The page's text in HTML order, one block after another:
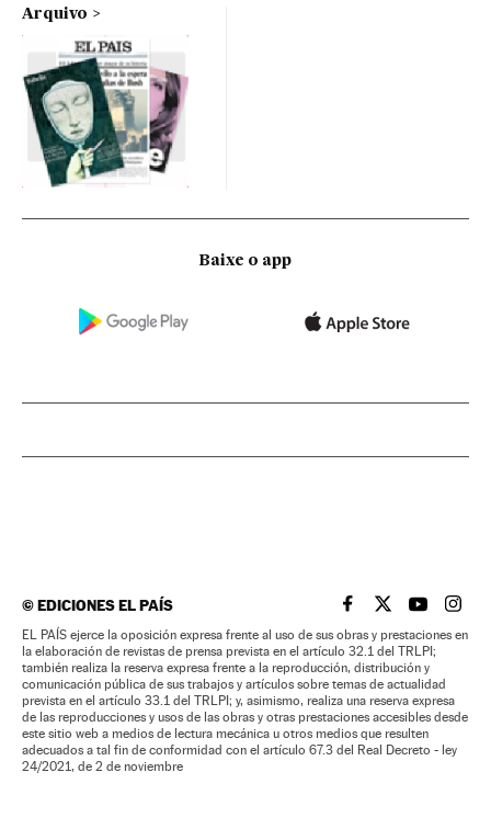
Arquivo
Baixe o app
©EDICIONES EL PAÍS EL PAÍS BRASIL EN
EL PAÍSEL PAÍS
EL
EL PAÍS ejerce la oposición expresa frente al uso de sus obras y prestaciones en
la elaboración de revistas de prensa prevista en el artículo 32.1 del TRLPI;
también realiza la reserva expresa frente a la reproducción, distribución y
comunicación pública de sus trabajos y artículos sobre temas de actualidad
prevista en el artículo 33.1 del TRLPI; y, asimismo, realiza una reserva expresa
de las reproducciones y usos de las obras y otras prestaciones accesibles desde
este sitio web a medios de lectura mecánica u otros medios que resulten
adecuados a tal fin de conformidad con el artículo 67.3 del Real Decreto - ley
24/2021, de 2 de noviembre